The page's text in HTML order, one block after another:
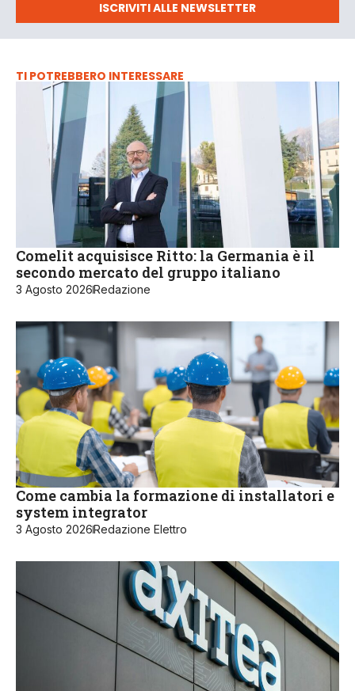
ISCRIVITI ALLE NEWSLETTER
TI POTREBBERO INTERESSARE
Comelit acquisisce Ritto: la Germania è il
secondo mercato del gruppo italiano
3 Agosto 2026 Redazione
Come cambia la formazione di installatori e
system integrator
3 Agosto 2026 Redazione Elettro